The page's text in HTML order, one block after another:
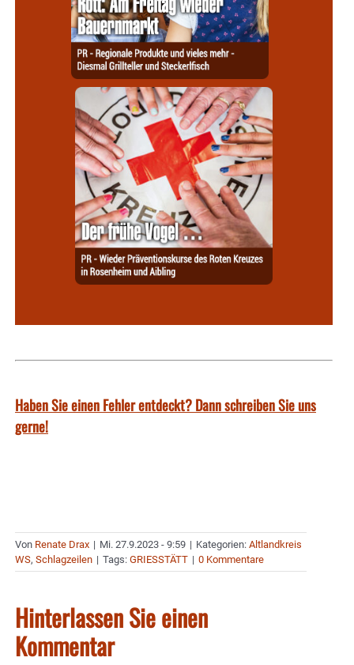
Haben Sie einen Fehler entdeckt? Dann schreiben Sie uns
gerne!
Von Renate Drax | Mi. 27.9.2023 - 9:59 | Kategorien: Altlandkreis
WS, Schlagzeilen | Tags: GRIESSTÄTT | 0 Kommentare
Hinterlassen Sie einen
Kommentar